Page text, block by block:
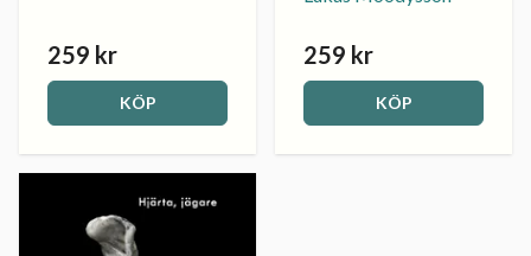
259 kr
KÖP
259 kr
KÖP